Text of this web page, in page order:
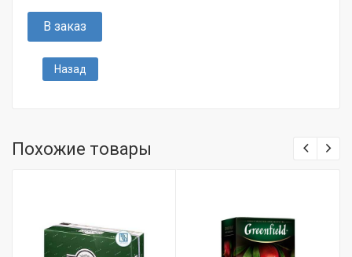
В заказ
Назад
Похожие товары